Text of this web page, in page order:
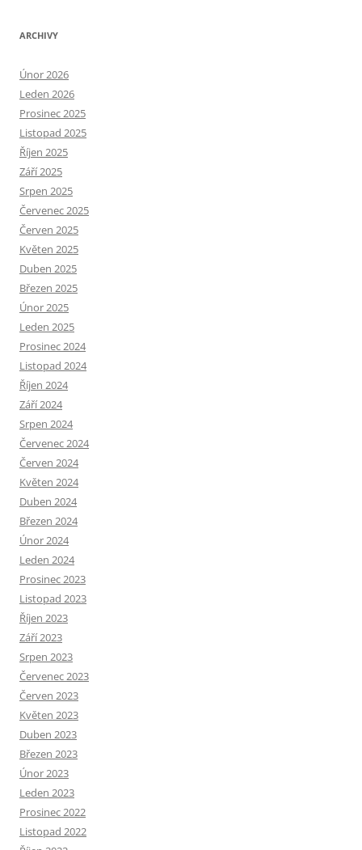
ARCHIVY
Únor 2026
Leden 2026
Prosinec 2025
Listopad 2025
Říjen 2025
Září 2025
Srpen 2025
Červenec 2025
Červen 2025
Květen 2025
Duben 2025
Březen 2025
Únor 2025
Leden 2025
Prosinec 2024
Listopad 2024
Říjen 2024
Září 2024
Srpen 2024
Červenec 2024
Červen 2024
Květen 2024
Duben 2024
Březen 2024
Únor 2024
Leden 2024
Prosinec 2023
Listopad 2023
Říjen 2023
Září 2023
Srpen 2023
Červenec 2023
Červen 2023
Květen 2023
Duben 2023
Březen 2023
Únor 2023
Leden 2023
Prosinec 2022
Listopad 2022